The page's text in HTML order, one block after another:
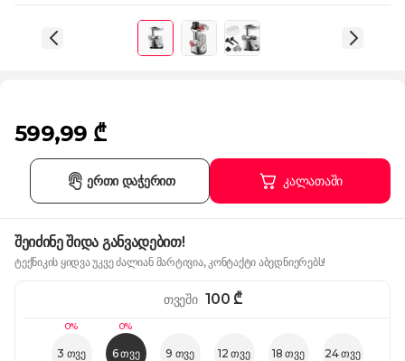
599,99 ₾
კალათაში
ერთი დაჭერით
შეიძინე შიდა განვადებით!
ტექნიკის ყიდვა უკვე ძალიან მარტივია, კონტაქტი აბედნიერებს!
0%
3 თვე
0%
6 თვე 9 თვე 12 თვე 18 თვე 24 თვე
თვეში 100₾